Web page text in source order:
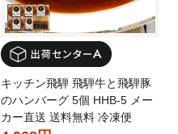
キッチン飛騨 飛騨牛と飛騨豚
のハンバーグ 5個 HHB-5 メー
カー直送 送料無料 冷凍便